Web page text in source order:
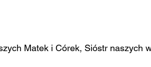
Matek i Córek, Sióstr naszych